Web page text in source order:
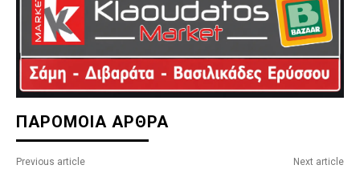
ΠΑΡΟΜΟΙΑ ΑΡΘΡΑ
Previous article Next article